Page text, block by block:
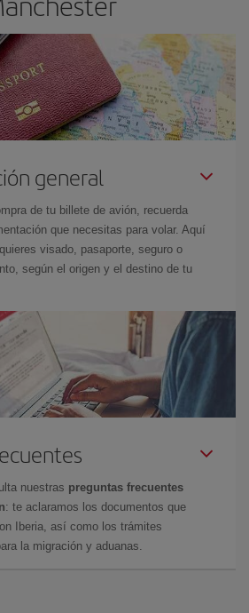
general
de tu billete de avión, recuerda
que necesitas para volar. Aquí
visado, pasaporte, seguro o
según el origen y el destino de tu
nuestras preguntas frecuentes
: te aclaramos los documentos que
Iberia, así como los trámites
la migración y aduanas.